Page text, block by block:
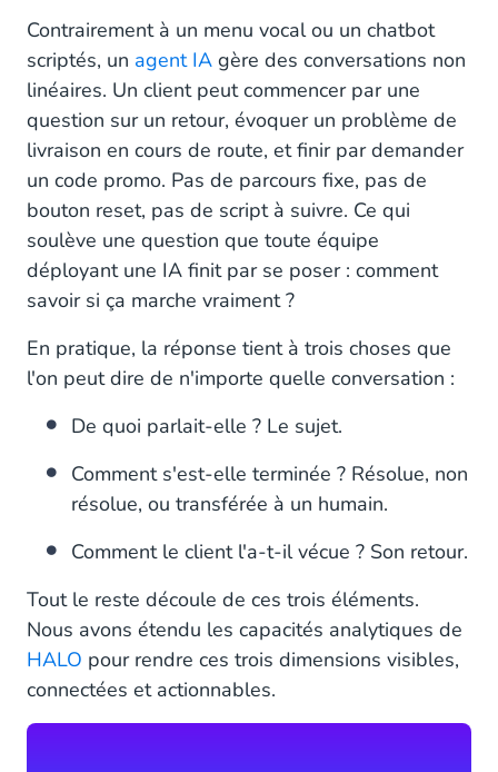
Quand quelque chose ne va pas, vous pouvez
remonter à la source et corriger sur le champ
Une IA que vous pouvez améliorer en continu
Contrairement à un menu vocal ou un chatbot
scriptés, un agent IA gère des conversations non
linéaires. Un client peut commencer par une
question sur un retour, évoquer un problème de
livraison en cours de route, et finir par demander
un code promo. Pas de parcours fixe, pas de
bouton reset, pas de script à suivre. Ce qui
soulève une question que toute équipe
déployant une IA finit par se poser : comment
savoir si ça marche vraiment ?
En pratique, la réponse tient à trois choses que
l'on peut dire de n'importe quelle conversation :
De quoi parlait-elle ? Le sujet.
Comment s'est-elle terminée ? Résolue, non
résolue, ou transférée à un humain.
Comment le client l'a-t-il vécue ? Son retour.
Tout le reste découle de ces trois éléments.
Nous avons étendu les capacités analytiques de
HALO pour rendre ces trois dimensions visibles,
connectées et actionnables.